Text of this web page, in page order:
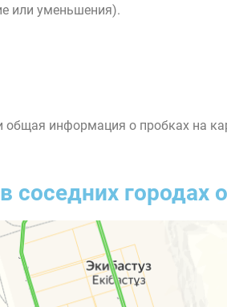
или уменьшения).
информация о пробках на
соседних городах